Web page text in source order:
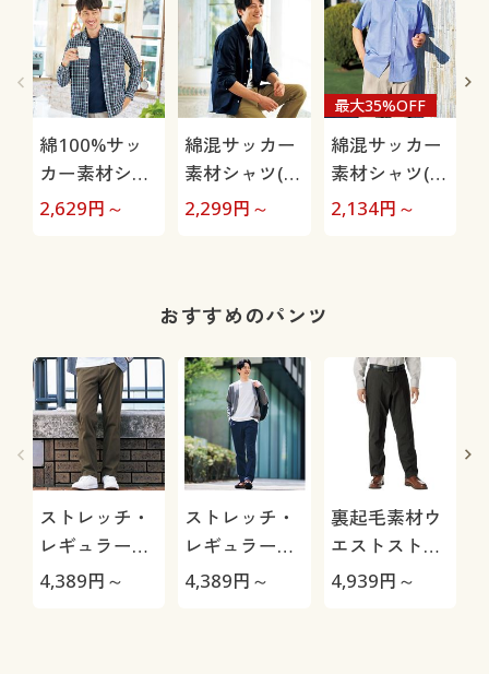
綿100%サッ
カー素材シャ
ツ(長袖)ボタ
2,629円～
綿混サッカー
素材シャツ(長
袖)
2,299円～
綿混サッカー
素材シャツ(半
袖)
最大35%OFF
2,134円～
おすすめのパンツ
ストレッチ・
レギュラーフ
ィットノータ
4,389円～
ストレッチ・
レギュラーフ
ィットツータ
4,389円～
裏起毛素材ウ
エストストレ
ッチ・テーパ
4,939円～